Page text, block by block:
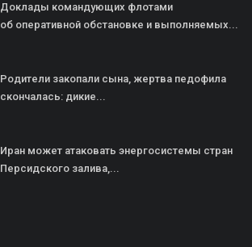
Доклады командующих флотами
об оперативной обстановке и выполняемых...
Родители закопали сына, жертва педофила
скончалась: дикие...
Иран может атаковать энергосистемы стран
Персидского залива,...